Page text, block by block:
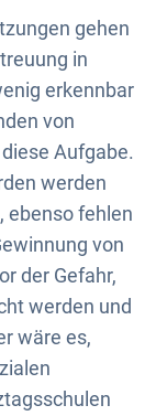
gehen
in
erkennbar
von
Aufgabe.
werden
ebenso fehlen
von
der Gefahr,
werden und
wäre es,